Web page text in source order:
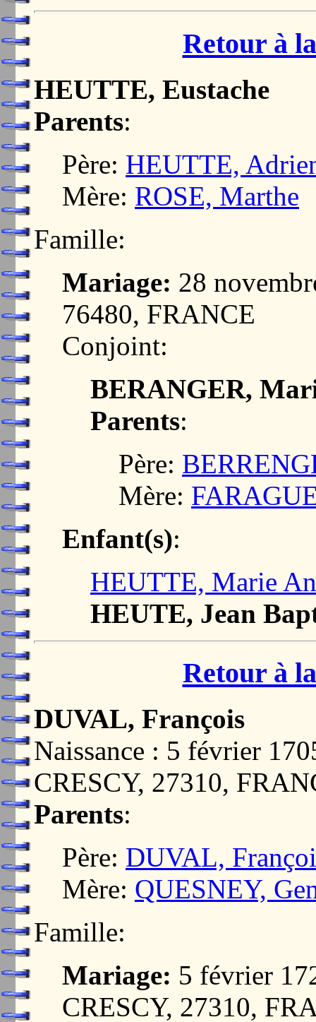
Retour à
HEUTTE, Eustache
Parents:
Père: HEUTTE,
Mère: ROSE, Marthe
Famille:
Mariage: 28
76480, FRANCE
Conjoint:
BERANGER,
Parents:
Père:
Mère:
Enfant(s):
HEUTTE, Marie
HEUTE, Jean
Retour à
DUVAL, François
Naissance : 5 février
CRESCY, 27310,
Parents:
Père: DUVAL,
Mère: QUESNEY,
Famille:
Mariage: 5 février
CRESCY, 27310,